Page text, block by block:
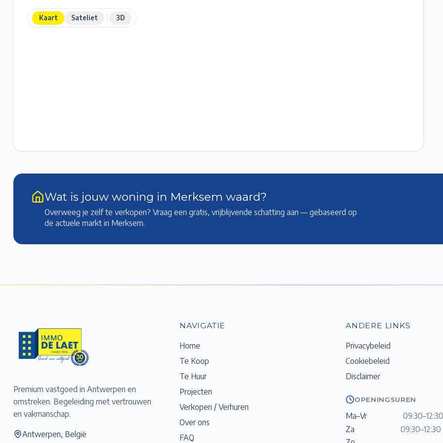
Kaart Sateliet 3D
Wat is jouw woning in Merksem waard?
Overweeg je zelf te verkopen? Vraag een gratis, vrijblijvende schatting aan — gebaseerd op
de actuele markt in Merksem.
Premium vastgoed in Antwerpen en
omstreken. Begeleiding met vertrouwen
en vakmanschap.
Antwerpen, België
NAVIGATIE
Home
Te Koop
Te Huur
Projecten
Verkopen / Verhuren
Over ons
FAQ
ANDERE LINKS
Privacybeleid
Cookiebeleid
Disclaimer
OPENINGSUREN
Ma–Vr
Za